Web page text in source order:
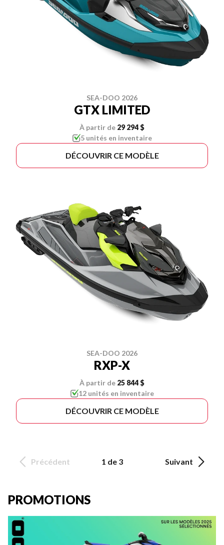
SEA-DOO 2026
GTX LIMITED
À partir de 29 294 $
5 unités en inventaire
DÉCOUVRIR CE MODÈLE
SEA-DOO 2026
RXP-X
À partir de 25 844 $
12 unités en inventaire
DÉCOUVRIR CE MODÈLE
Précédent 1 de 3 Suivant
PROMOTIONS